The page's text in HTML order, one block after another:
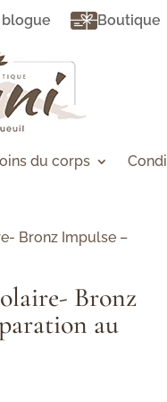
blogue Boutique
du corps
Bronz Impulse –
Bronz
au